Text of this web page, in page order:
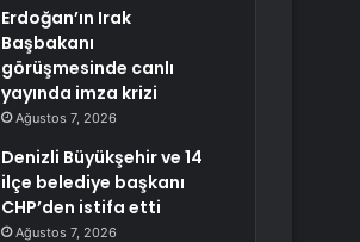
Erdoğan’ın Irak
Başbakanı
görüşmesinde canlı
yayında imza krizi
Ağustos 7, 2026
Denizli Büyükşehir ve 14
ilçe belediye başkanı
CHP’den istifa etti
Ağustos 7, 2026